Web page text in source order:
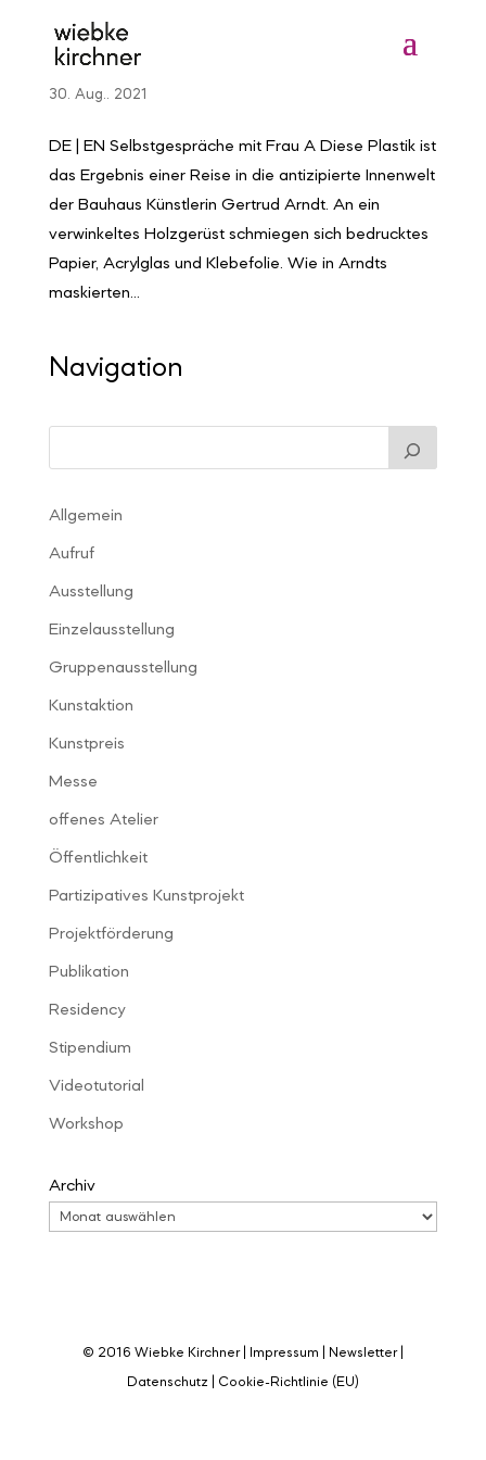
30. Aug.. 2021
DE | EN Selbstgespräche mit Frau A Diese Plastik ist
das Ergebnis einer Reise in die antizipierte Innenwelt
der Bauhaus Künstlerin Gertrud Arndt. An ein
verwinkeltes Holzgerüst schmiegen sich bedrucktes
Papier, Acrylglas und Klebefolie. Wie in Arndts
maskierten...
Navigation
Allgemein
Aufruf
Ausstellung
Einzelausstellung
Gruppenausstellung
Kunstaktion
Kunstpreis
Messe
offenes Atelier
Öffentlichkeit
Partizipatives Kunstprojekt
Projektförderung
Publikation
Residency
Stipendium
Videotutorial
Workshop
Archiv
© 2016 Wiebke Kirchner | Impressum Newsletter|
Datenschutz Cookie-Richtlinie (EU)